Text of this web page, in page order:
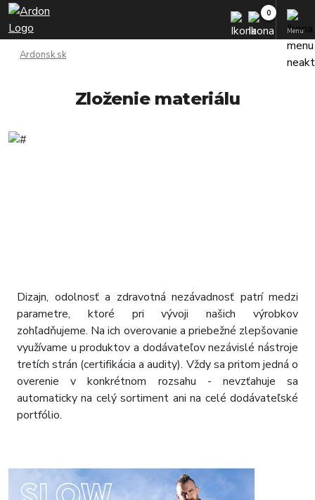
Menu
Ardonsk.sk
Zloženie materiálu
Dizajn, odolnosť a zdravotná nezávadnosť patrí medzi
parametre, ktoré pri vývoji našich výrobkov
zohľadňujeme. Na ich overovanie a priebežné zlepšovanie
využívame u produktov a dodávateľov nezávislé nástroje
tretích strán (certifikácia a audity). Vždy sa pritom jedná o
overenie v konkrétnom rozsahu - nevzťahuje sa
automaticky na celý sortiment ani na celé dodávateľské
portfólio.